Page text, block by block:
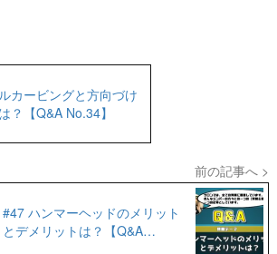
カービングと方向づけ
？【Q&A No.34】
前の記事へ >
#47 ハンマーヘッドのメリット
とデメリットは？【Q&A